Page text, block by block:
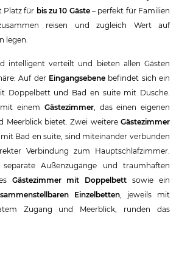
Platz für bis zu 10 Gäste– perfekt für Familien
reisen und zugleich Wert auf
legen.
intelligent verteilt und bieten allen Gästen
Auf der Eingangsebenebefindet sich ein
Doppelbett und Bad en suite mit Dusche.
einem Gästezimmer, das einen eigenen
Meerblick bietet. Zwei weitere Gästezimmer
Bad en suite, sind miteinander verbunden
Verbindung zum Hauptschlafzimmer.
Außenzugänge und traumhaften
Gästezimmer mit Doppelbett sowie ein
Einzelbetten, jeweils mit
Zugang und Meerblick, runden das